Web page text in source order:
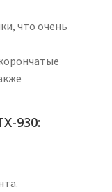
что очень
930: